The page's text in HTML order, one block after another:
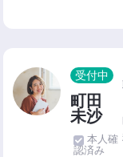
受付中
町田
未沙
本人確
認済み